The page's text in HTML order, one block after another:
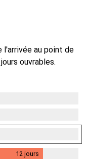
au point de
ouvrables.
12 jours